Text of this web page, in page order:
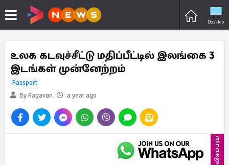
Desktop
உலக கடவுச்சீட்டு மதிப்பீட்டில் இலங்கை 3
இடங்கள் முன்னேற்றம்
Passport
By Ragavan
a year ago
விளம்பரம்